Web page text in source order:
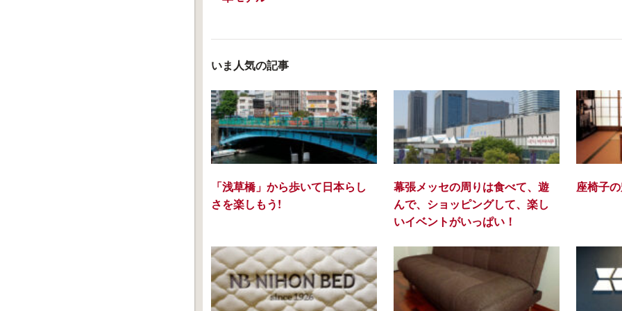
いま人気の記事
「浅草橋」から歩いて日本らし
さを楽しもう!
幕張メッセの周りは食べて、遊
んで、ショッピングして、楽し
いイベントがいっぱい！
座椅子